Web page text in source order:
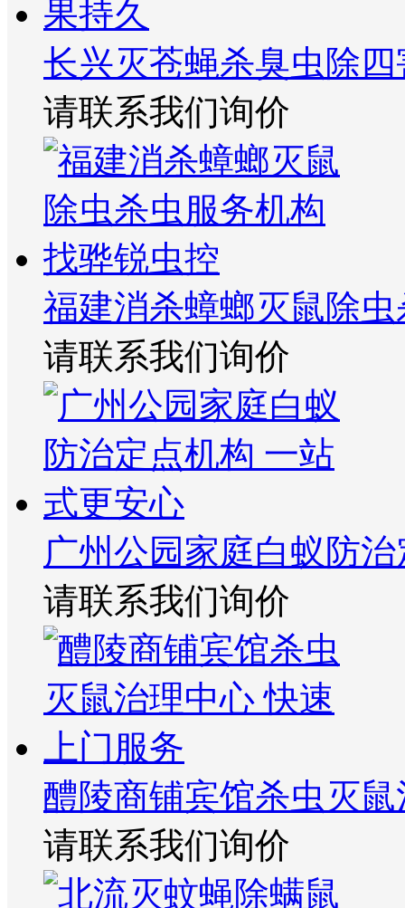
长兴灭苍蝇杀臭虫除
请联系我们询价
福建消杀蟑螂灭鼠除
请联系我们询价
广州公园家庭白蚁防
请联系我们询价
醴陵商铺宾馆杀虫灭
请联系我们询价